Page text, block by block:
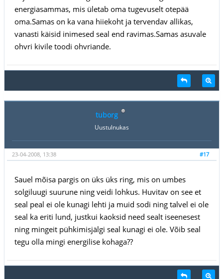
energiasammas, mis ületab oma tugevuselt otepää
oma.Samas on ka vana hiiekoht ja tervendav allikas,
vanasti käisid inimesed seal end ravimas.Samas asuvale
ohvri kivile toodi ohvriande.
tuborg
Uustulnukas
#17
23-04-2008, 13:38
Sauel mõisa pargis on üks üks ring, mis on umbes
solgiluugi suurune ning veidi lohkus. Huvitav on see et
seal peal ei ole kunagi lehti ja muid sodi ning talvel ei ole
seal ka eriti lund, justkui kaoksid need sealt iseenesest
ning mingeit pühkimisjälgi seal kunagi ei ole. Võib seal
tegu olla mingi energilise kohaga??